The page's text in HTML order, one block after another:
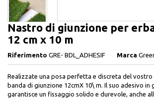
Nastro di giunzione per
12 cm x 10 m
Riferimento GRE- BDL_ADHESIF Marca
Realizzate una posa perfetta e discreta del
banda di giunzione 12cmX 10\ m. Il suo adesivo in
garantisce un fissaggio solido e durevole, anche